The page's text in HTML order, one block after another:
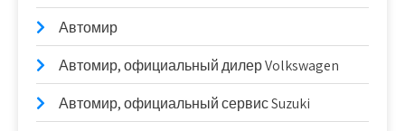
Автомир
Автомир, официальный дилер Volkswagen
Автомир, официальный сервис Suzuki